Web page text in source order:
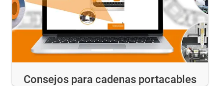
Consejos para cadenas portacables